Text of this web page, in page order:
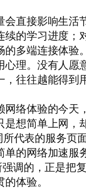
直接影响生
的学习进度；
多端连接体
理。没有人
往往越能得到
络体验的今
想简单上网
所代表的服务
的网络加速
调的，正是
体验。